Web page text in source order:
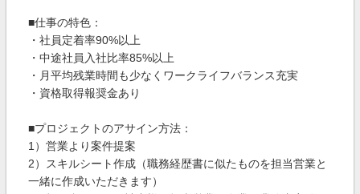
■仕事の特色：
・社員定着率90%以上
・中途社員入社比率85%以上
・月平均残業時間も少なくワークライフバランス充実
・資格取得報奨金あり
■プロジェクトのアサイン方法：
1）営業より案件提案
2）スキルシート作成（職務経歴書に似たものを担当営業と
一緒に作成いただきます）